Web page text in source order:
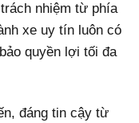
nhiệm từ phía
xe uy tín luôn có
quyền lợi tối đa
đáng tin cậy từ